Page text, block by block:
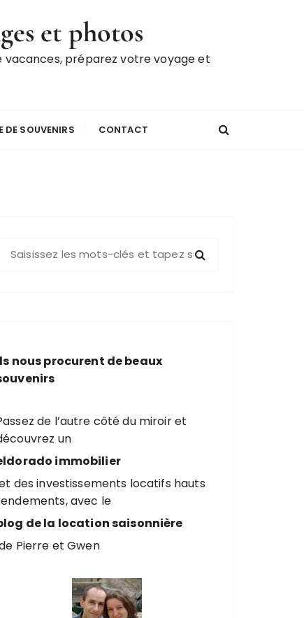
et photos
vacances, préparez votre voyage et
DE SOUVENIRS CONTACT
nous procurent de beaux
de l’autre côté du miroir et
un
immobilier
des investissements locatifs hauts
avec le
de la location saisonnière
Pierre et Gwen